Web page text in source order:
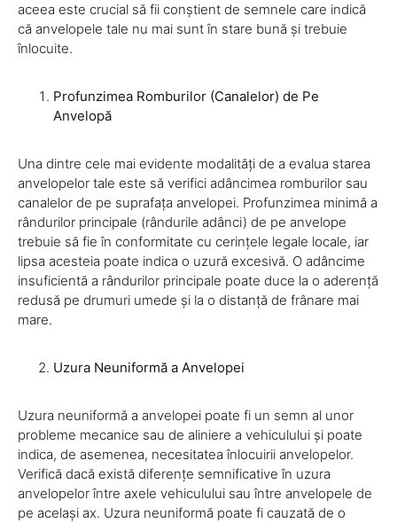
aceea este crucial să fii conștient de semnele care indică
că anvelopele tale nu mai sunt în stare bună și trebuie
înlocuite.
Profunzimea Romburilor (Canalelor) de Pe
Anvelopă
Una dintre cele mai evidente modalități de a evalua starea
anvelopelor tale este să verifici adâncimea romburilor sau
canalelor de pe suprafața anvelopei. Profunzimea minimă a
rândurilor principale (rândurile adânci) de pe anvelope
trebuie să fie în conformitate cu cerințele legale locale, iar
lipsa acesteia poate indica o uzură excesivă. O adâncime
insuficientă a rândurilor principale poate duce la o aderență
redusă pe drumuri umede și la o distanță de frânare mai
mare.
Uzura Neuniformă a Anvelopei
Uzura neuniformă a anvelopei poate fi un semn al unor
probleme mecanice sau de aliniere a vehiculului și poate
indica, de asemenea, necesitatea înlocuirii anvelopelor.
Verifică dacă există diferențe semnificative în uzura
anvelopelor între axele vehiculului sau între anvelopele de
pe același ax. Uzura neuniformă poate fi cauzată de o